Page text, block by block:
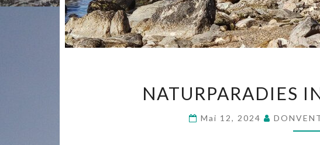
IN
NATURPARADIES
Mai 12, 2024